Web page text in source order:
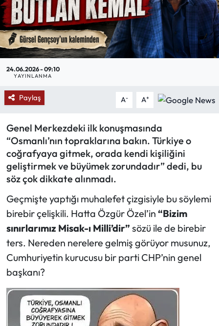
24.06.2026 - 09:10
YAYINLANMA
Paylaş A- A+
Genel Merkezdeki ilk konuşmasında
“Osmanlı’nın topraklarına bakın. Türkiye o
coğrafyaya gitmek, orada kendi kişiliğini
geliştirmek ve büyümek zorundadır” dedi, bu
söz çok dikkate alınmadı.
Geçmişte yaptığı muhalefet çizgisiyle bu söylemi
birebir çelişkili. Hatta Özgür Özel’in “Bizim
sınırlarımız Misak-ı Milli’dir” sözü ile de birebir
ters. Nereden nerelere gelmiş görüyor musunuz,
Cumhuriyetin kurucusu bir parti CHP’nin genel
başkanı?
Mektup Galeri
Röportaj
Manşet
Köşe Yazıları
BIK
ASTROLOJİ
Mektup Galeri
Ekonomi
Sağlık
Turizm
Teknoloji